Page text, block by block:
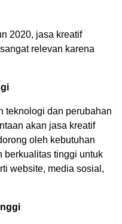
2020, jasa kreatif
relevan karena
teknologi dan perubahan
akan jasa kreatif
oleh kebutuhan
berkualitas tinggi untuk
website, media sosial,